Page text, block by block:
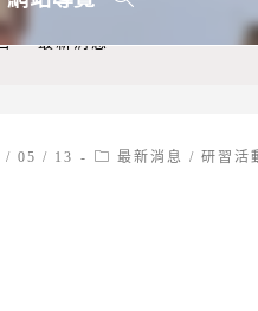
> 最新消息
/ 05 / 13
Post最新消息 / 研習活